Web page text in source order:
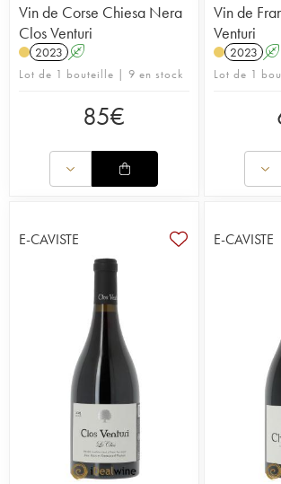
Vin de Corse Chiesa Nera
Clos Venturi
2023 A
Lot de 1 bouteille | 9 en stock
85€
Vin de
Venturi
2023 A
Lot de 1
E-CAVISTE E-CAVISTE